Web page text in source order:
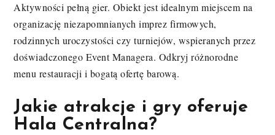
Aktywności pełną gier. Obiekt jest idealnym miejscem na
organizację niezapomnianych imprez firmowych,
rodzinnych uroczystości czy turniejów, wspieranych przez
doświadczonego Event Managera. Odkryj różnorodne
menu restauracji i bogatą ofertę barową.
Jakie atrakcje i gry oferuje
Hala Centralna?